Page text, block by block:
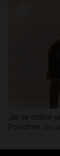
Jak se dobře
Poradíme, co